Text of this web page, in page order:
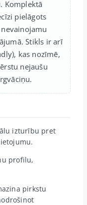
Komplektā
pielāgots
Stikls ir arī
kas nozīmē,
nejaušu
izturību pret
profilu,
pirkstu